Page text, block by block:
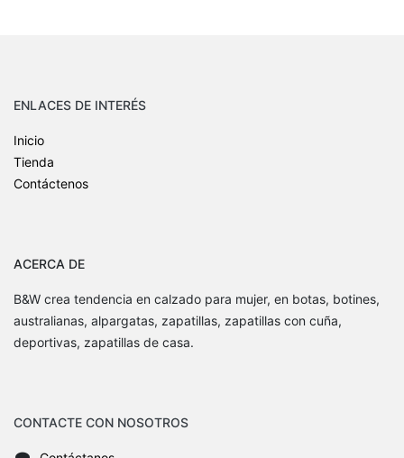
ENLACES DE INTERÉS
Inicio
Tienda
Contáctenos
ACERCA DE
B&W crea tendencia en calzado para mujer, en botas, botines,
australianas, alpargatas, zapatillas, zapatillas con cuña,
deportivas, zapatillas de casa.
CONTACTE CON NOSOTROS